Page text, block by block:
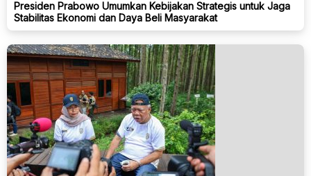
Presiden Prabowo Umumkan Kebijakan Strategis untuk Jaga
Stabilitas Ekonomi dan Daya Beli Masyarakat